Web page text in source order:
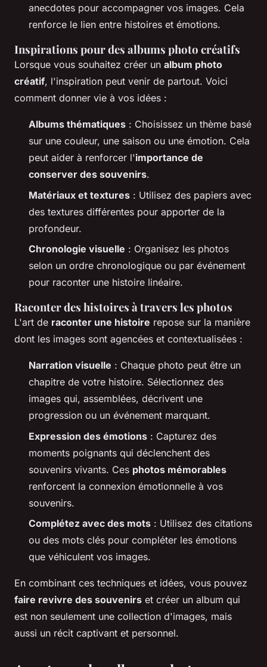
anecdotes pour accompagner vos images. Cela
renforce le lien entre histoires et émotions.
Inspirations pour des albums photo créatifs
Lorsque vous souhaitez créer un album photo
créatif, l'inspiration peut venir de partout. Voici
comment donner vie à vos idées :
Albums thématiques : Choisissez un thème basé
sur une couleur, une saison ou une émotion. Cela
peut aider à renforcer l'importance de
conserver des souvenirs.
Matériaux et textures : Utilisez des papiers avec
des textures différentes pour apporter de la
profondeur.
Chronologie visuelle : Organisez les photos
selon un ordre chronologique ou par événement
pour raconter une histoire linéaire.
Raconter des histoires à travers les photos
L'art de raconter une histoire repose sur la manière
dont les images sont agencées et contextualisées :
Narration visuelle : Chaque photo peut être un
chapitre de votre histoire. Sélectionnez des
images qui, assemblées, décrivent une
progression ou un événement marquant.
Expression des émotions : Capturez des
moments poignants qui déclenchent des
souvenirs vivants. Ces photos mémorables
renforcent la connexion émotionnelle à vos
souvenirs.
Complétez avec des mots : Utilisez des citations
ou des mots clés pour compléter les émotions
que véhiculent vos images.
En combinant ces techniques et idées, vous pouvez
faire revivre des souvenirs et créer un album qui
est non seulement une collection d'images, mais
aussi un récit captivant et personnel.